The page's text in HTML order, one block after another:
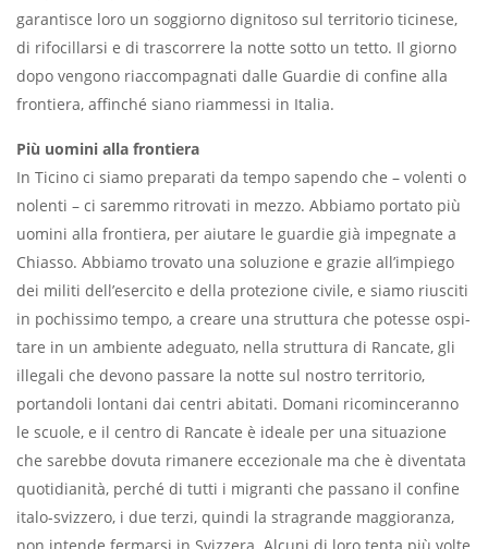
garantisce loro un soggiorno dignitoso sul territorio ti­cinese,
di rifocillarsi e di trascorrere la notte sotto un tetto. Il giorno
dopo ven­gono riaccompagnati dalle Guardie di confine alla
frontiera, affinché siano riammessi in Italia.
Più uomini alla frontiera
In Ticino ci siamo preparati da tempo sapendo che – volenti o
nolenti – ci sa­remmo ritrovati in mezzo. Abbiamo portato più
uomini alla frontiera, per aiutare le guardie già impegnate a
Chiasso. Abbiamo trovato una solu­zione e grazie all’impiego
dei militi dell’esercito e della protezione civile, e siamo riusciti
in pochissimo tempo, a creare una struttura che potesse ospi­
tare in un ambiente adeguato, nella struttura di Rancate, gli
illegali che de­vono passare la notte sul nostro terri­torio,
portandoli lontani dai centri abitati. Domani ricominceranno
le scuole, e il centro di Rancate è ideale per una situazione
che sarebbe dovuta rimanere eccezionale ma che è diven­tata
quotidianità, perché di tutti i mi­granti che passano il confine
italo-sviz­zero, i due terzi, quindi la stragrande maggioranza,
non intende fermarsi in Svizzera. Alcuni di loro tenta più volte